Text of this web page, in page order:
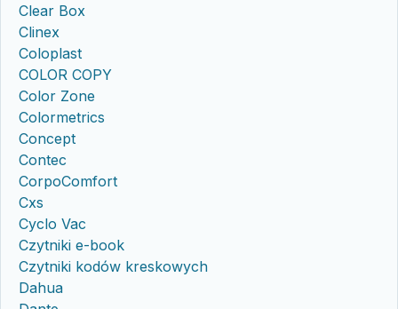
Clear Box
Clinex
Coloplast
COLOR COPY
Color Zone
Colormetrics
Concept
Contec
CorpoComfort
Cxs
Cyclo Vac
Czytniki e-book
Czytniki kodów kreskowych
Dahua